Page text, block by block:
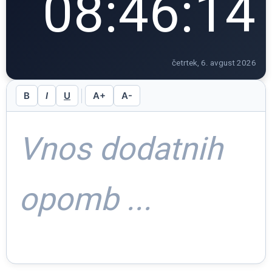
08:46:14
četrtek, 6. avgust 2026
B I U A+ A-